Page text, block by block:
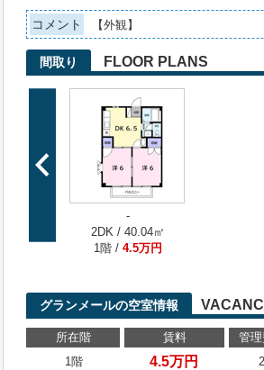
コメント 【外観】
間取り FLOOR PLANS
-
2DK / 40.04㎡
1階 / 4.5万円
グランメールの空室情報
所在階 賃料 管
1階
4.5万円